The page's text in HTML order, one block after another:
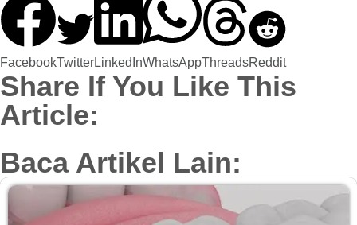
FacebookTwitterLinkedInWhatsAppThreadsReddit
Share If You Like This
Article:
Baca Artikel Lain: